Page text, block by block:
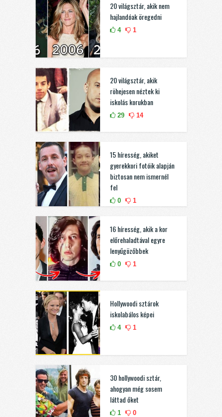
20 világsztár, akik nem
hajlandóak öregedni
4 1
20 világsztár, akik
röhejesen néztek ki
iskolás korukban
29 14
15 híresség, akiket
gyerekkori fotóik alapján
biztosan nem ismernél
fel
0 1
16 híresség, akik a kor
előrehaladtával egyre
lenyűgözőbbek
0 1
Hollywoodi sztárok
iskolabálos képei
4 1
30 hollywoodi sztár,
ahogyan még sosem
láttad őket
1 0